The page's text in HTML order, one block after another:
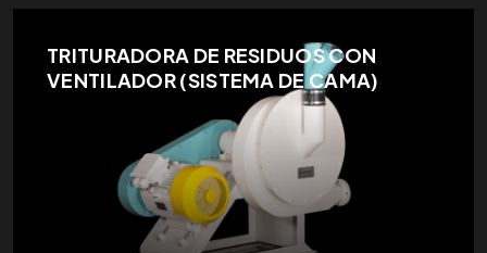
TRITURADORA DE RESIDUOS CON
VENTILADOR (SISTEMA DE CAMA)